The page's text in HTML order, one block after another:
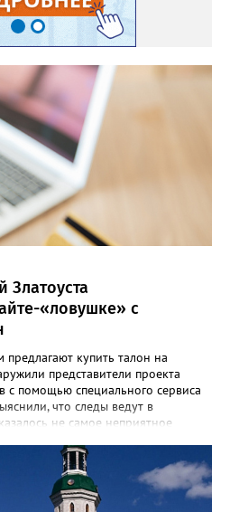
Златоуста
«ловушке» с
предлагают купить талон на
представители проекта
помощью специального сервиса
что следы ведут в
не самое неприятное
страницы — это форма
50 или 100 литров с
А значит, это классическая
руководитель Народного